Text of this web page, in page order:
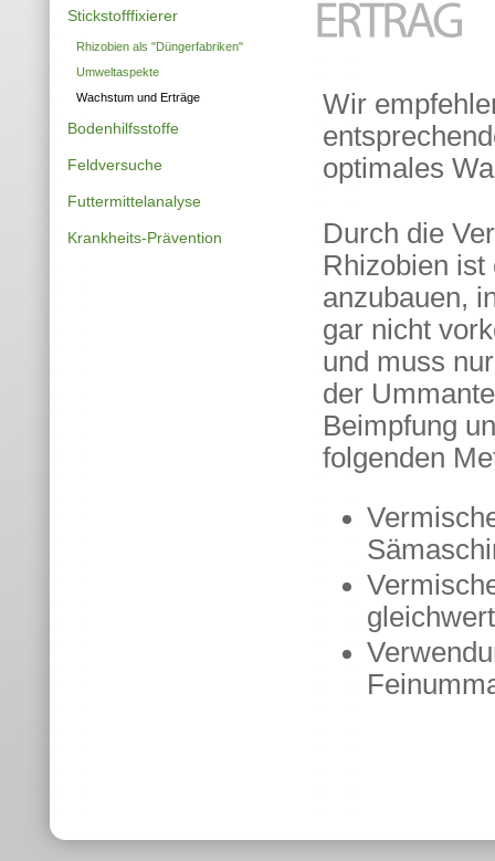
Stickstofffixierer
Rhizobien als "Düngerfabriken"
Umweltaspekte
Wachstum und Erträge
Bodenhilfsstoffe
Feldversuche
Futtermittelanalyse
Krankheits-Prävention
Wir
optimales
Durch die
Rhizobien ist
anzubauen,
gar nicht
und muss
der
Beimpfung
folgenden